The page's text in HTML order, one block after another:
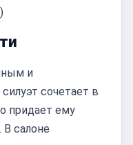
и
сочетает в
придает ему
салоне